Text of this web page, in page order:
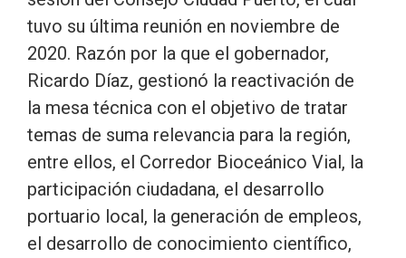
tuvo su última reunión en noviembre de
2020. Razón por la que el gobernador,
Ricardo Díaz, gestionó la reactivación de
la mesa técnica con el objetivo de tratar
temas de suma relevancia para la región,
entre ellos, el Corredor Bioceánico Vial, la
participación ciudadana, el desarrollo
portuario local, la generación de empleos,
el desarrollo de conocimiento científico,